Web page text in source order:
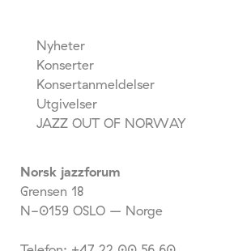
Nyheter
Konserter
Konsertanmeldelser
Utgivelser
JAZZ OUT OF NORWAY
Norsk jazzforum
Grensen 18
N-0159 OSLO – Norge